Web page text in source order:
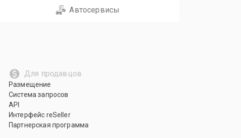
Автосервисы
Для продавцов
Размещение
Система запросов
API
Интерфейс reSeller
Партнерская программа